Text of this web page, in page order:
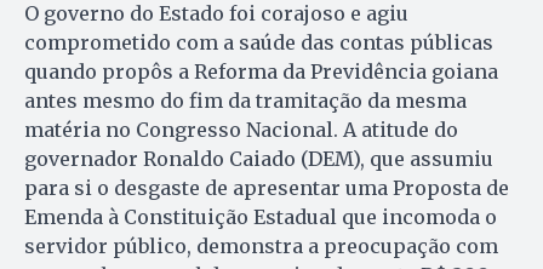
O governo do Estado foi corajoso e agiu
comprometido com a saúde das contas pú­blicas
quando propôs a Reforma da Previdência goiana
antes mesmo do fim da tramitação da mesma
matéria no Congresso Nacional. A atitude do
governador Ronaldo Caiado (DEM), que assumiu
para si o desgaste de apresentar uma Proposta de
Emenda à Constituição Estadual que incomoda o
servidor público, demonstra a preocupação com